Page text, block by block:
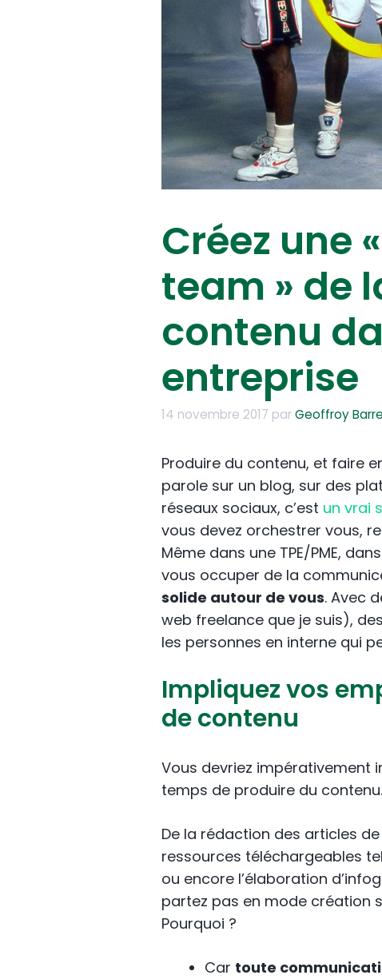
Créez une
team » de
contenu
entreprise
14 novembre 2017 parGeoffroy Barre
Produire du contenu, et faire
parole sur un blog, sur des
réseaux sociaux, c’est un vrai
vous devez orchestrer vous,
Même dans une TPE/PME,
vous occuper de la
solide autour de vous. Avec
web freelance que je suis),
les personnes en interne qui
Impliquez vos
de contenu
Vous devriez impérativement
temps de produire du contenu.
De la rédaction des articles
ressources téléchargeables
ou encore l’élaboration
partez pas en mode création
Pourquoi ?
Car toute